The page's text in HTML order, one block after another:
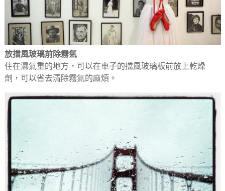
放擋風玻璃前除霧氣
住在濕氣重的地方，可以在車子的擋風玻璃板前放上乾燥
劑，可以省去清除霧氣的麻煩。